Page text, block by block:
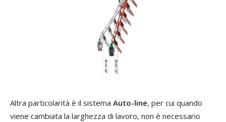
Altra particolarità è il sistema Auto-line, per cui quando
viene cambiata la larghezza di lavoro, non è necessario